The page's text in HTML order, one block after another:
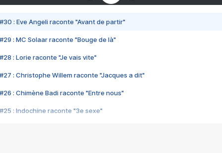
#30 : Eve Angeli raconte "Avant de partir"
#29 : MC Solaar raconte "Bouge de là"
#28 : Lorie raconte "Je vais vite"
#27 : Christophe Willem raconte "Jacques a dit"
#26 : Chimène Badi raconte "Entre nous"
#25 : Indochine raconte "3e sexe"